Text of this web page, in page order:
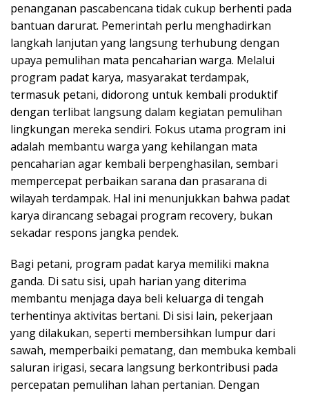
penanganan pascabencana tidak cukup berhenti pada
bantuan darurat. Pemerintah perlu menghadirkan
langkah lanjutan yang langsung terhubung dengan
upaya pemulihan mata pencaharian warga. Melalui
program padat karya, masyarakat terdampak,
termasuk petani, didorong untuk kembali produktif
dengan terlibat langsung dalam kegiatan pemulihan
lingkungan mereka sendiri. Fokus utama program ini
adalah membantu warga yang kehilangan mata
pencaharian agar kembali berpenghasilan, sembari
mempercepat perbaikan sarana dan prasarana di
wilayah terdampak. Hal ini menunjukkan bahwa padat
karya dirancang sebagai program recovery, bukan
sekadar respons jangka pendek.
Bagi petani, program padat karya memiliki makna
ganda. Di satu sisi, upah harian yang diterima
membantu menjaga daya beli keluarga di tengah
terhentinya aktivitas bertani. Di sisi lain, pekerjaan
yang dilakukan, seperti membersihkan lumpur dari
sawah, memperbaiki pematang, dan membuka kembali
saluran irigasi, secara langsung berkontribusi pada
percepatan pemulihan lahan pertanian. Dengan